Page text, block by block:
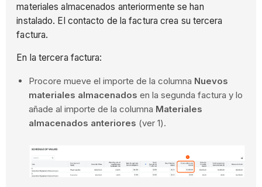
materiales almacenados anteriormente se han
instalado. El contacto de la factura crea su tercera
factura.
En la tercera factura:
Procore mueve el importe de la columna Nuevos
materiales almacenados en la segunda factura y lo
añade al importe de la columna Materiales
almacenados anteriores (ver 1).